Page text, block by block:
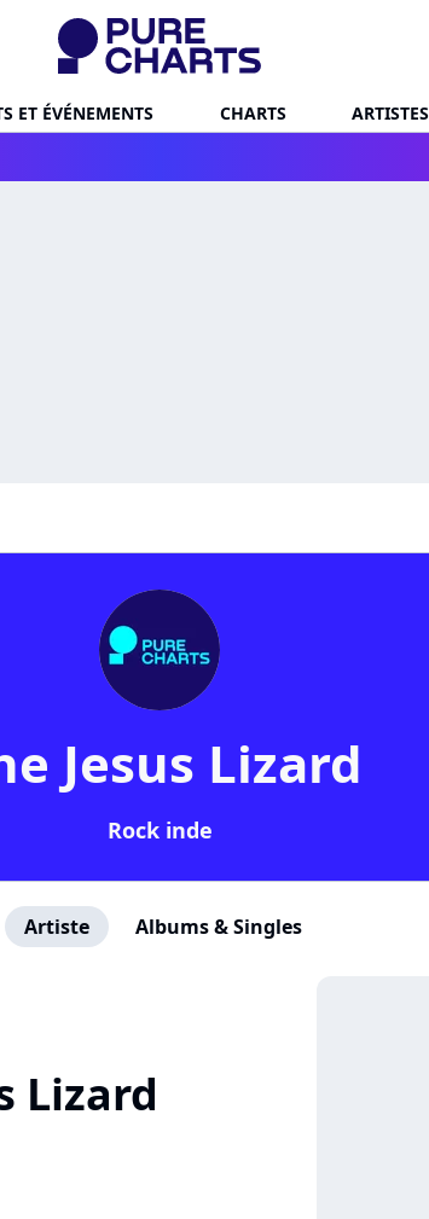
ET ÉVÉNEMENTS CHARTS ARTISTES
Jesus Lizard
Rock inde
Artiste Albums & Singles
Lizard